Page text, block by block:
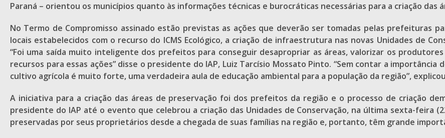
Paraná – orientou os municípios quanto às informações técnicas e burocráticas necessárias para a criação das
No Termo de Compromisso assinado estão previstas as ações que deverão ser tomadas pelas prefeituras
locais estabelecidos com o recurso do ICMS Ecológico, a criação de infraestrutura nas novas Unidades de
“Foi uma saída muito inteligente dos prefeitos para conseguir desapropriar as áreas, valorizar os
recursos para essas ações” disse o presidente do IAP, Luiz Tarcísio Mossato Pinto. “Sem contar a importância
cultivo agrícola é muito forte, uma verdadeira aula de educação ambiental para a população da região”,
A iniciativa para a criação das áreas de preservação foi dos prefeitos da região e o processo de criação
presidente do IAP até o evento que celebrou a criação das Unidades de Conservação, na última sexta-feira
preservadas por seus proprietários desde a chegada de suas famílias na região e, portanto, têm grande